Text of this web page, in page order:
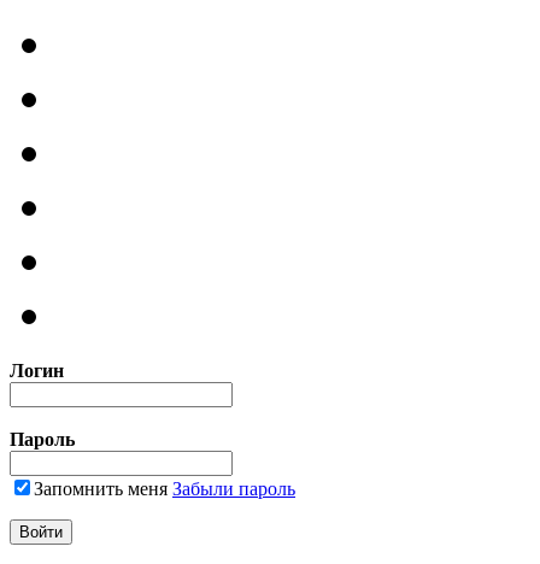
Логин
Пароль
Запомнить меня Забыли пароль